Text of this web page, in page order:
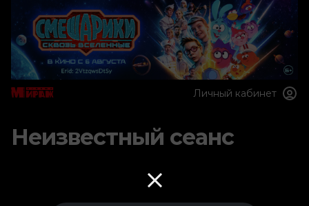
Личный кабинет
Неизвестный сеанс